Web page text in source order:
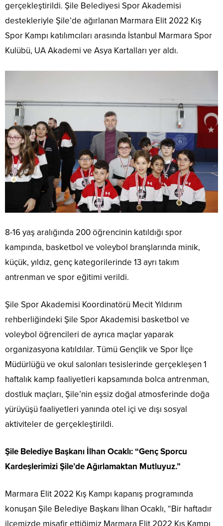
gerçekleştirildi. Şile Belediyesi Spor Akademisi
destekleriyle Şile’de ağırlanan Marmara Elit 2022 Kış
Spor Kampı katılımcıları arasında İstanbul Marmara Spor
Kulübü, UA Akademi ve Asya Kartalları yer aldı.
8-16 yaş aralığında 200 öğrencinin katıldığı spor
kampında, basketbol ve voleybol branşlarında minik,
küçük, yıldız, genç kategorilerinde 13 ayrı takım
antrenman ve spor eğitimi verildi.
Şile Spor Akademisi Koordinatörü Mecit Yıldırım
rehberliğindeki Şile Spor Akademisi basketbol ve
voleybol öğrencileri de ayrıca maçlar yaparak
organizasyona katıldılar. Tümü Gençlik ve Spor İlçe
Müdürlüğü ve okul salonları tesislerinde gerçekleşen 1
haftalık kamp faaliyetleri kapsamında bolca antrenman,
dostluk maçları, Şile’nin eşsiz doğal atmosferinde doğa
yürüyüşü faaliyetleri yanında otel içi ve dışı sosyal
aktiviteler de gerçekleştirildi.
Şile Belediye Başkanı İlhan Ocaklı: “Genç Sporcu
Kardeşlerimizi Şile’de Ağırlamaktan Mutluyuz.”
Marmara Elit 2022 Kış Kampı kapanış programında
konuşan Şile Belediye Başkanı İlhan Ocaklı, “Bir haftadır